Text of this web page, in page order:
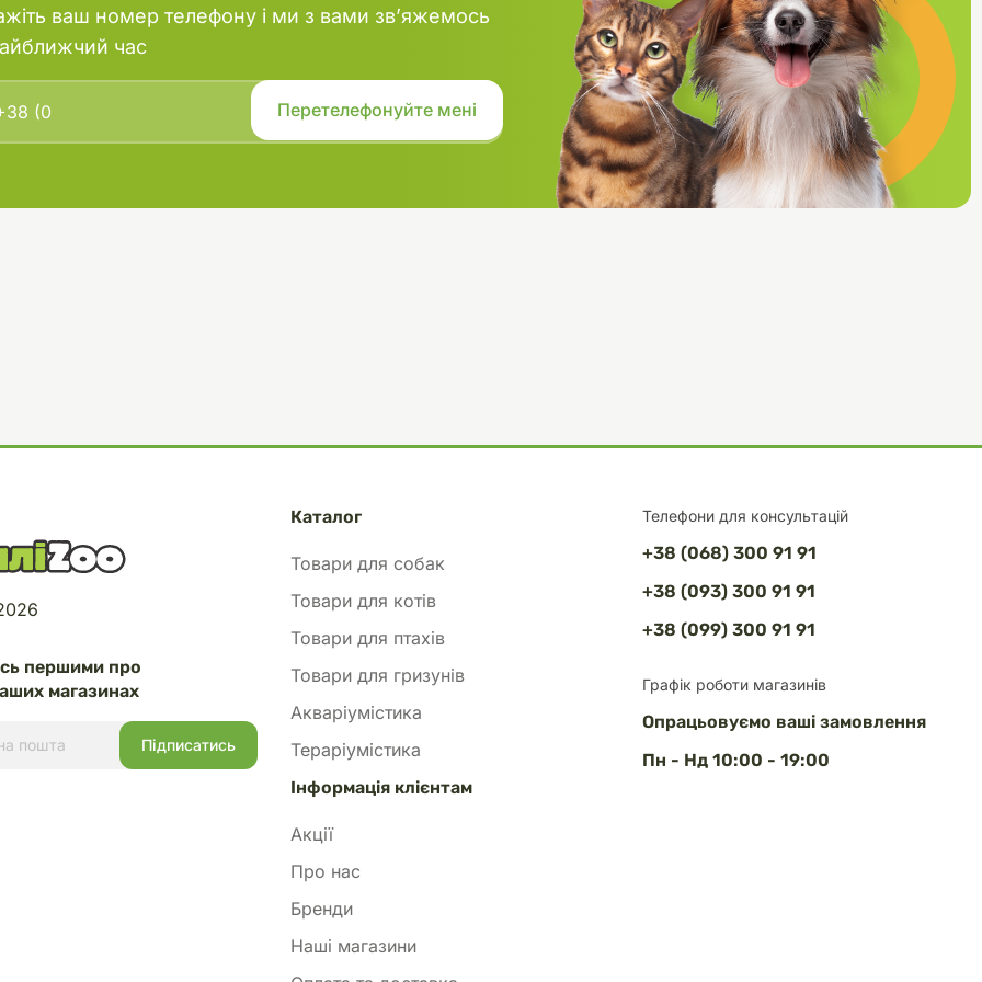
ваш номер телефону і ми з вами зв’яжемось
час
Телефони для консультацій
+38 (068) 300 91 91
+38 (093) 300 91 91
+38 (099) 300 91 91
Графік роботи магазинів
Опрацьовуємо ваші замовлення
Пн - Нд 10:00 - 19:00
першими про
магазинах
Каталог
Товари для собак
Товари для котів
Товари для птахів
Товари для гризунів
Акваріумістика
Тераріумістика
Інформація клієнтам
Акції
Про нас
Бренди
Наші магазини